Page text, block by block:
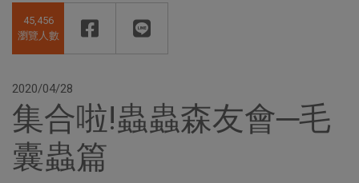
45,456
瀏覽人數
2020/04/28
集合啦!蟲蟲森友會─毛
囊蟲篇